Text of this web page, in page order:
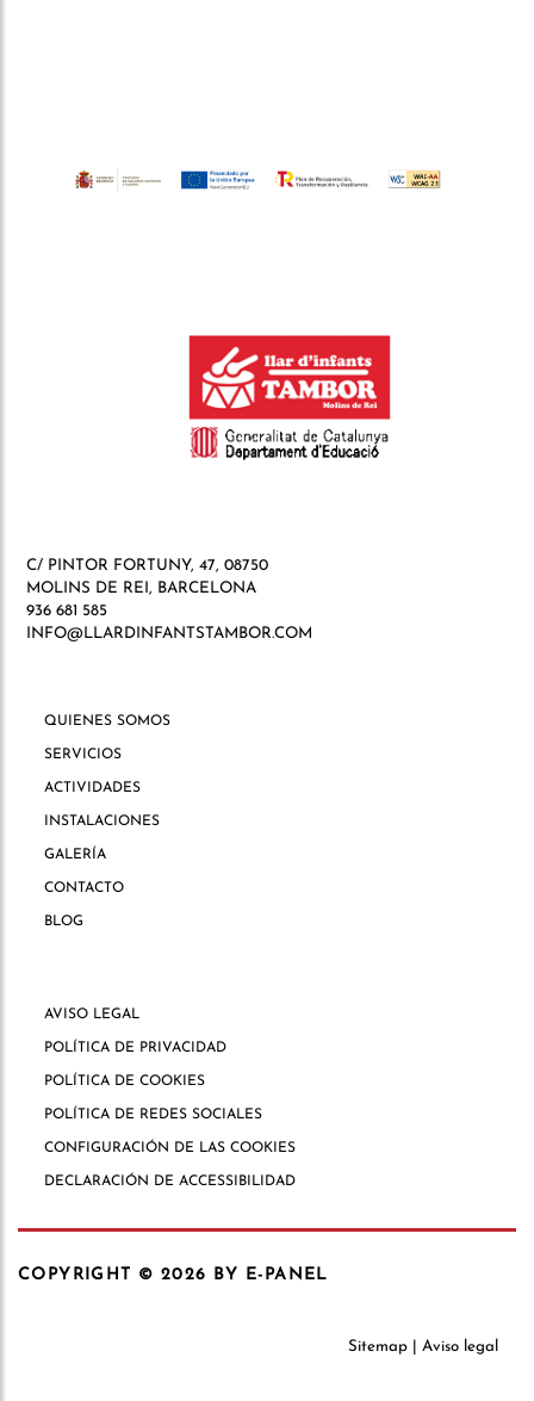
C/ PINTOR FORTUNY, 47, 08750
MOLINS DE REI, BARCELONA
936 681 585
INFO@LLARDINFANTSTAMBOR.COM
QUIENES SOMOS
SERVICIOS
ACTIVIDADES
INSTALACIONES
GALERÍA
CONTACTO
BLOG
AVISO LEGAL
POLÍTICA DE PRIVACIDAD
POLÍTICA DE COOKIES
POLÍTICA DE REDES SOCIALES
CONFIGURACIÓN DE LAS COOKIES
DECLARACIÓN DE ACCESSIBILIDAD
COPYRIGHT © 2026 BY E-PANEL
Sitemap Aviso legal